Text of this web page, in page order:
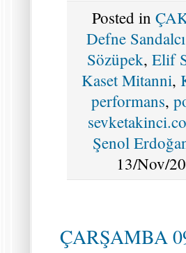
Posted in
Defne Sandalcı
Sözüpek, Elif
Kaset Mitanni,
performans,
Şenol
13/Nov/
ÇARŞAMBA